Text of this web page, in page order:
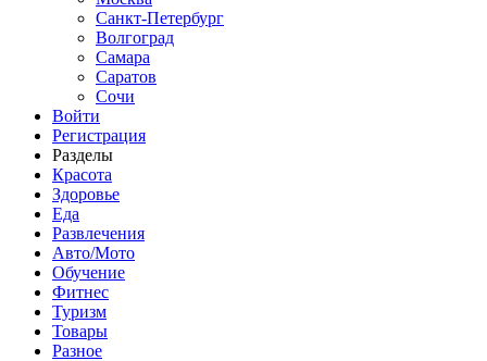
Санкт-Петербург
Волгоград
Самара
Саратов
Сочи
Войти
Регистрация
Разделы
Красота
Здоровье
Еда
Развлечения
Авто/Мото
Обучение
Фитнес
Туризм
Товары
Разное